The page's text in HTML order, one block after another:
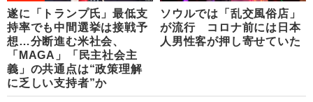
遂に「トランプ氏」最低支
持率でも中間選挙は接戦予
想…分断進む米社会、
「MAGA」「民主社会主
義」の共通点は“政策理解
に乏しい支持者”か
ソウルでは「乱交風俗店」
が流行 コロナ前には日本
人男性客が押し寄せていた